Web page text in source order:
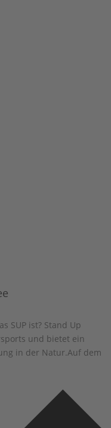
SUP ist? Stand Up
und bietet ein
in der Natur.Auf dem